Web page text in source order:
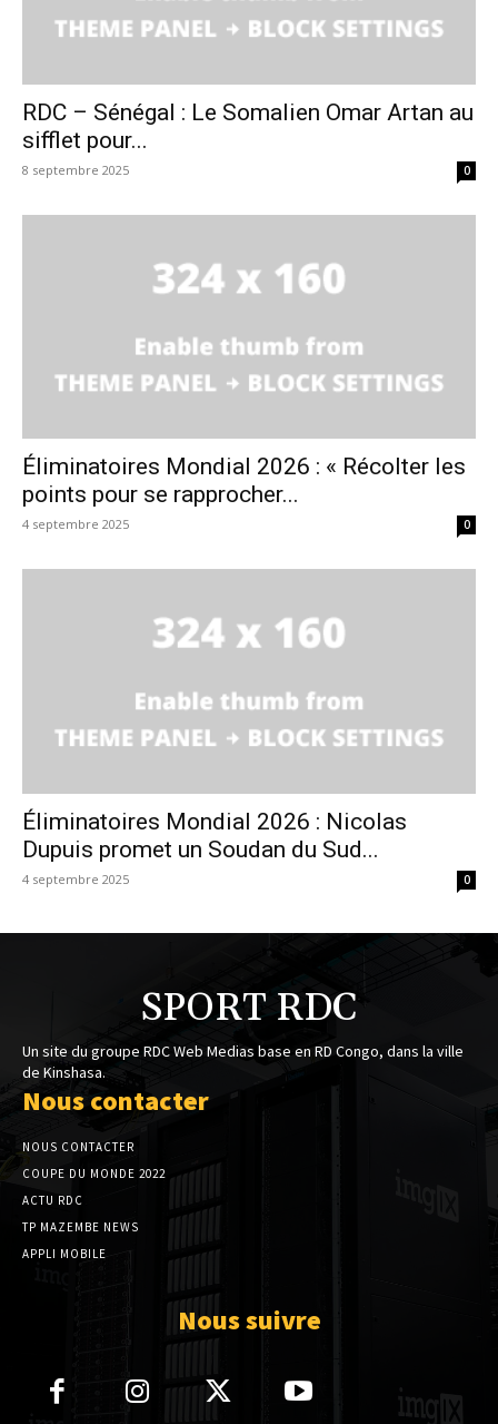
RDC – Sénégal : Le Somalien Omar Artan au
sifflet pour...
8 septembre 2025 0
Éliminatoires Mondial 2026 : « Récolter les
points pour se rapprocher...
4 septembre 2025 0
Éliminatoires Mondial 2026 : Nicolas
Dupuis promet un Soudan du Sud...
4 septembre 2025 0
SPORT RDC
Un site du groupe RDC Web Medias base en RD Congo, dans la ville
de Kinshasa.
Nous contacter
NOUS CONTACTER
COUPE DU MONDE 2022
ACTU RDC
TP MAZEMBE NEWS
APPLI MOBILE
Nous suivre